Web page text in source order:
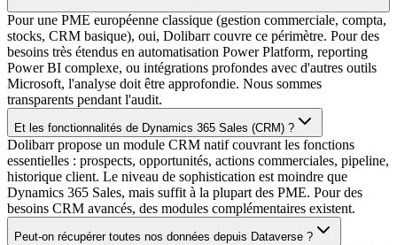
Pour une PME européenne classique (gestion commerciale, compta,
stocks, CRM basique), oui, Dolibarr couvre ce périmètre. Pour des
besoins très étendus en automatisation Power Platform, reporting
Power BI complexe, ou intégrations profondes avec d'autres outils
Microsoft, l'analyse doit être approfondie. Nous sommes
transparents pendant l'audit.
Et les fonctionnalités de Dynamics 365 Sales (CRM) ?
Dolibarr propose un module CRM natif couvrant les fonctions
essentielles : prospects, opportunités, actions commerciales, pipeline,
historique client. Le niveau de sophistication est moindre que
Dynamics 365 Sales, mais suffit à la plupart des PME. Pour des
besoins CRM avancés, des modules complémentaires existent.
Peut-on récupérer toutes nos données depuis Dataverse ?